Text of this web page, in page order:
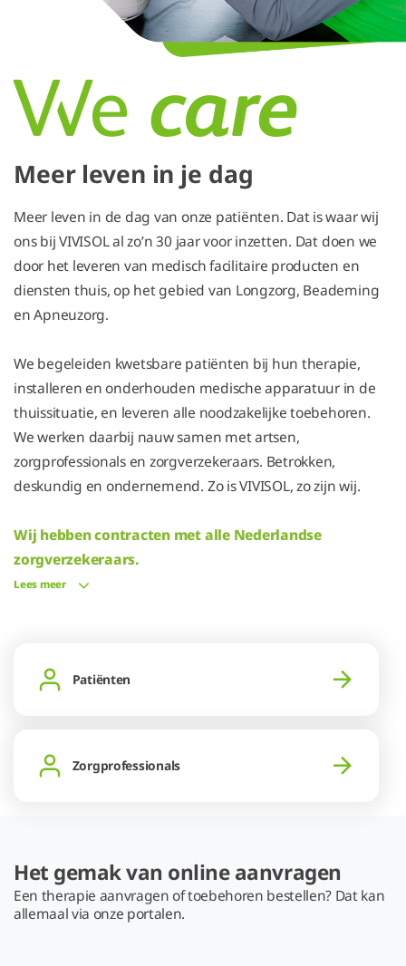
Meer leven in je dag
Meer leven in de dag van onze patiënten. Dat is waar wij
ons bij VIVISOL al zo’n 30 jaar voor inzetten. Dat doen we
door het leveren van medisch facilitaire producten en
diensten thuis, op het gebied van Longzorg, Beademing
en Apneuzorg.
We begeleiden kwetsbare patiënten bij hun therapie,
installeren en onderhouden medische apparatuur in de
thuissituatie, en leveren alle noodzakelijke toebehoren.
We werken daarbij nauw samen met artsen,
zorgprofessionals en zorgverzekeraars. Betrokken,
deskundig en ondernemend. Zo is VIVISOL, zo zijn wij.
Wij hebben contracten met alle Nederlandse
zorgverzekeraars.
Lees meer
Patiënten
Zorgprofessionals
Het gemak van online aanvragen
Een therapie aanvragen of toebehoren bestellen? Dat kan
allemaal via onze portalen.